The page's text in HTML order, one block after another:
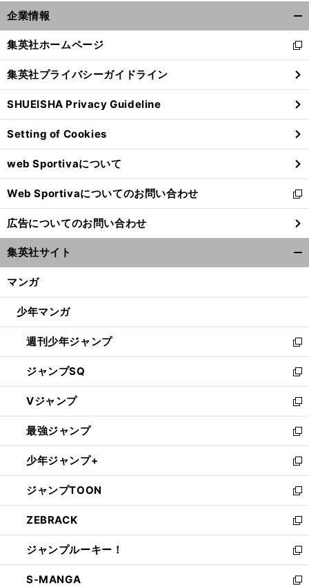
企業情報
閉
る
集英社ホームページ
新
し
い
ウ
ィ
ン
ド
ウ
で
開
く
集英社プライバシーガイドライン
SHUEISHA Privacy Guideline
Setting of Cookies
web Sportivaについて
Web Sportivaについてのお問い合わせ
新
し
い
ウ
ィ
ン
ウ
開
く
広告についてのお問い合わせ
集英社サイト
マンガ
少年マンガ
週刊少年ジャンプ
新
し
い
ウ
ィ
ン
ド
ウ
で
開
く
ジャンプSQ
新
し
い
ウ
ィ
ン
ド
ウ
で
開
く
Vジャンプ
新
し
い
ウ
ィ
ン
ド
ウ
で
開
く
最強ジャンプ
新
し
い
ウ
ィ
ン
ド
ウ
で
開
く
少年ジャンプ+
新
し
い
ウ
ィ
ン
ド
ウ
で
ジャンプTOON
新
し
い
ウ
ィ
ン
ド
ZEBRACK
新
し
い
ウ
ィ
ジャンプルーキー！
新
し
い
S-MANGA
新